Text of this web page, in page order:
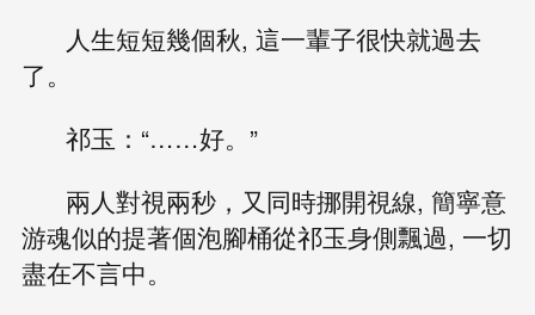
人生短短幾個秋, 這一輩子很快就過去
了。
祁玉：“……好。”
兩人對視兩秒，又同時挪開視線, 簡寧意
游魂似的提著個泡腳桶從祁玉身側飄過, 一切
盡在不言中。